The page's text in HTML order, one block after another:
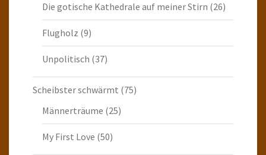
Die gotische Kathedrale auf meiner Stirn (26)
Flugholz (9)
Unpolitisch (37)
Scheibster schwärmt (75)
Männerträume (25)
My First Love (50)